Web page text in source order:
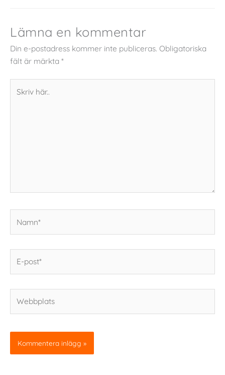
Lämna en kommentar
Din e-postadress kommer inte publiceras. Obligatoriska
fält är märkta *
här..
post*